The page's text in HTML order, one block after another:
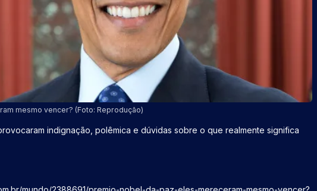
mesmo vencer? (Foto: Reprodução)
indignação, polêmica e dúvidas sobre o que realmente significa